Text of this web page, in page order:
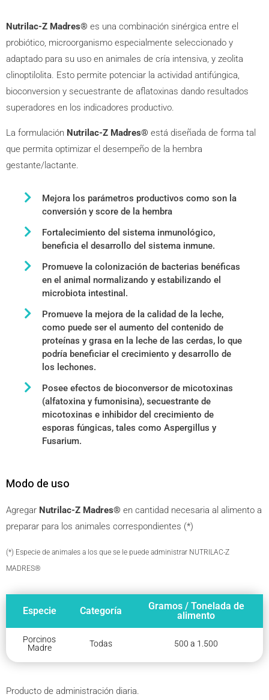
Nutrilac-Z Madres® es una combinación sinérgica entre el
probiótico, microorganismo especialmente seleccionado y
adaptado para su uso en animales de cría intensiva, y zeolita
clinoptilolita. Esto permite potenciar la actividad antifúngica,
bioconversion y secuestrante de aflatoxinas dando resultados
superadores en los indicadores productivo.
La formulación Nutrilac-Z Madres® está diseñada de forma tal
que permita optimizar el desempeño de la hembra
gestante/lactante.
Mejora los parámetros productivos como son la
conversión y score de la hembra
Fortalecimiento del sistema inmunológico,
beneficia el desarrollo del sistema inmune.
Promueve la colonización de bacterias benéficas
en el animal normalizando y estabilizando el
microbiota intestinal.
Promueve la mejora de la calidad de la leche,
como puede ser el aumento del contenido de
proteínas y grasa en la leche de las cerdas, lo que
podría beneficiar el crecimiento y desarrollo de
los lechones.
Posee efectos de bioconversor de micotoxinas
(alfatoxina y fumonisina), secuestrante de
micotoxinas e inhibidor del crecimiento de
esporas fúngicas, tales como Aspergillus y
Fusarium.
Modo de uso
Agregar Nutrilac-Z Madres® en cantidad necesaria al alimento a
preparar para los animales correspondientes (*)
(*) Especie de animales a los que se le puede administrar NUTRILAC-Z
MADRES®
Especie Categoría
Gramos / Tonelada de
alimento
Porcinos
Madre
Todas 500 a 1.500
Producto de administración diaria.